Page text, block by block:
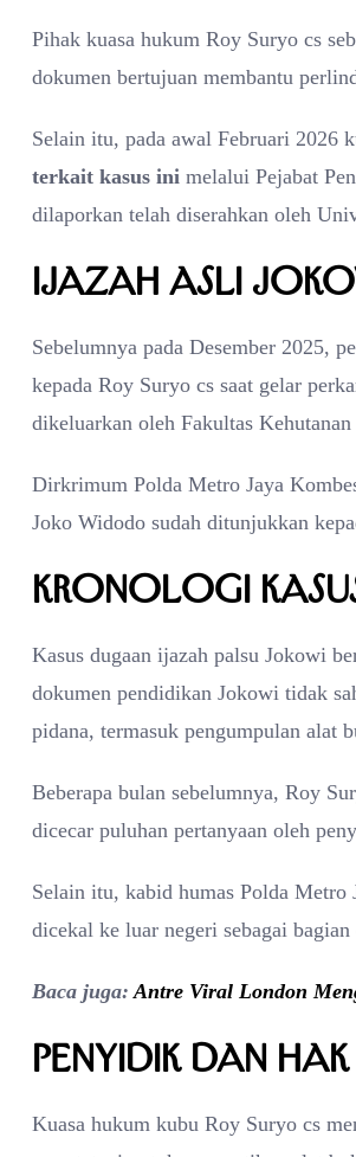
Pihak kuasa hukum Roy Suryo cs
dokumen bertujuan membantu
Selain itu, pada awal Februari 2026
terkait kasus ini melalui Pejabat
dilaporkan telah diserahkan oleh
Ijazah Asli
Sebelumnya pada Desember 2025,
kepada Roy Suryo cs saat gelar
dikeluarkan oleh Fakultas
Dirkrimum Polda Metro Jaya
Joko Widodo sudah ditunjukkan
Kronologi
Kasus dugaan ijazah palsu Jokowi
dokumen pendidikan Jokowi tidak
pidana, termasuk pengumpulan alat
Beberapa bulan sebelumnya, Roy
dicecar puluhan pertanyaan oleh
Selain itu, kabid humas Polda Metro
dicekal ke luar negeri sebagai
Baca juga:Antre Viral London
Penyidik dan
Kuasa hukum kubu Roy Suryo cs